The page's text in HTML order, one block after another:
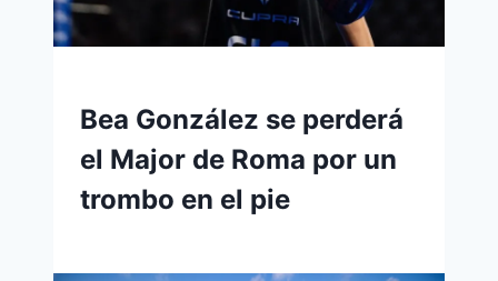
Bea González se perderá
el Major de Roma por un
trombo en el pie